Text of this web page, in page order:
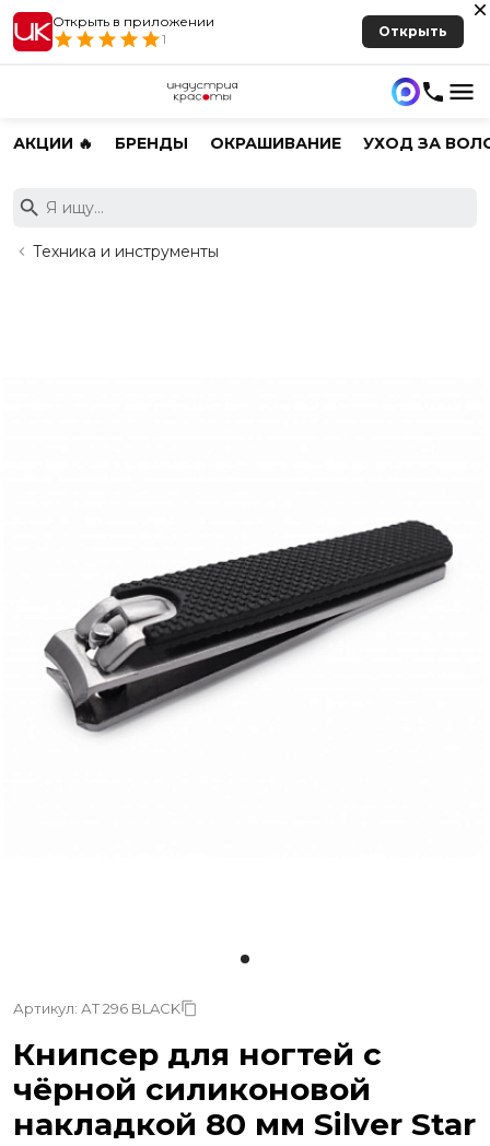
Открыть в приложении
1
Открыть
АКЦИИ 🔥 БРЕНДЫ ОКРАШИВАНИЕ УХОД ЗА
Техника и инструменты
Артикул: АТ 296 BLACK
Книпсер для ногтей с
чёрной силиконовой
накладкой 80 мм Silver Star